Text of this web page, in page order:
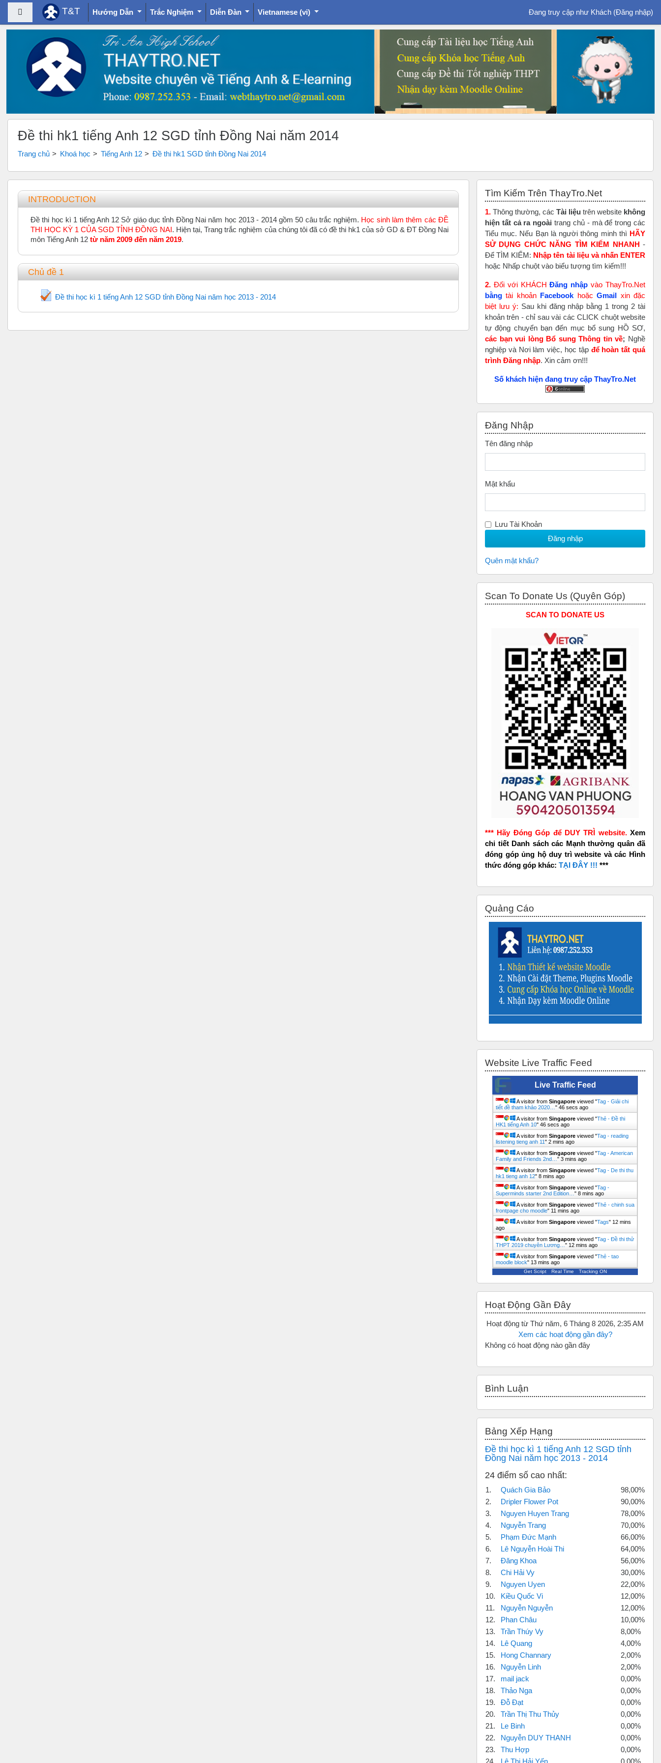
Chuyển tới nội dung chính
Bảng điều khiển cạnh
T&T Hướng Dẫn Trắc Nghiệm Diễn Đàn Vietnamese ‎(vi)‎ Đang truy cập như Khách (Đăng nhập)
Đề thi hk1 tiếng Anh 12 SGD tỉnh Đồng Nai năm 2014
Trang chủ Khoá học Tiếng Anh 12 Đề thi hk1 SGD tỉnh Đồng Nai 2014
Tổng quan các chủ đề
INTRODUCTION
Đề thi học kì 1 tiếng Anh 12 Sở giáo dục tỉnh Đồng Nai năm học 2013 - 2014 gồm 50 câu trắc nghiệm. Học sinh làm thêm các ĐỀ
THI HỌC KỲ 1 CỦA SGD TỈNH ĐỒNG NAI. Hiện tại, Trang trắc nghiệm của chúng tôi đã có đề thi hk1 của sở GD & ĐT Đồng Nai
môn Tiếng Anh 12 từ năm 2009 đến năm 2019.
Chủ đề 1
Đề thi học kì 1 tiếng Anh 12 SGD tỉnh Đồng Nai năm học 2013 - 2014Trắc nghiệm
Tìm Kiếm Trên ThayTro.Net
1. Thông thường, các Tài liệu trên website không
hiện tất cả ra ngoài trang chủ - mà để trong các
Tiểu mục. Nếu Bạn là người thông minh thì HÃY
SỬ DỤNG CHỨC NĂNG TÌM KIẾM NHANH -
Để TÌM KIẾM: Nhập tên tài liệu và nhấn ENTER
hoặc Nhấp chuột vào biểu tượng tìm kiếm!!!
2. Đối với KHÁCHĐăng nhập vào ThayTro.Net
bằng tài khoản Facebook hoặcGmail xin đặc
biệt lưu ý: Sau khi đăng nhập bằng 1 trong 2 tài
khoản trên - chỉ sau vài các CLICK chuột website
tự động chuyển bạn đến mục bổ sung HỒ SƠ,
các bạn vui lòng Bổ sung Thông tin về; Nghề
nghiệp và Nơi làm việc, học tập để hoàn tấtquá
trình Đăng nhập. Xin cảm ơn!!!
Số khách hiện đang truy cập ThayTro.Net
Đăng Nhập
Tên đăng nhập
Mật khẩu
Lưu Tài Khoản
Quên mật khẩu?
Scan To Donate Us (Quyên Góp)
SCAN TO DONATE US
*** Hãy Đóng Góp để DUY TRÌ website. Xem
chi tiết Danh sách các Mạnh thường quân đã
đóng góp ủng hộ duy trì website và các Hình
thức đóng góp khác: TẠI ĐÂY !!! ***
Quảng Cáo
Website Live Traffic Feed
Live Traffic Feed
A visitor from Singapore viewed "Tag - Giải chi
tiết đề tham khảo 2020…" 47 secs ago
A visitor from Singapore viewed "Thẻ - Đề thi
HK1 tiếng Anh 10" 47 secs ago
A visitor from Singapore viewed "Tag - reading
listening tieng anh 11" 2 mins ago
A visitor from Singapore viewed "Tag - American
Family and Friends 2nd…" 3 mins ago
A visitor from Singapore viewed "Tag - De thi thu
hk1 tieng anh 12" 8 mins ago
A visitor from Singapore viewed "Tag -
Superminds starter 2nd Edition…" 8 mins ago
A visitor from Singapore viewed "Thẻ - chinh sua
frontpage cho moodle" 11 mins ago
A visitor from Singapore viewed "Tags" 12 mins
ago
A visitor from Singapore viewed "Tag - Đề thi thử
THPT 2019 chuyên Lương…" 12 mins ago
A visitor from Singapore viewed "Thẻ - tao
moodle block" 13 mins ago
Get Script Real Time Tracking ON
Hoạt Động Gần Đây
Hoạt động từ Thứ năm, 6 Tháng 8 2026, 2:35 AM
Xem các hoạt động gần đây?
Không có hoạt động nào gần đây
Bình Luận
Bảng Xếp Hạng
Đề thi học kì 1 tiếng Anh 12 SGD tỉnh
Đồng Nai năm học 2013 - 2014
24 điểm số cao nhất:
1. Quách Gia Bảo
98,00%
2.
Dripler Flower Pot
90,00%
3.
Nguyen Huyen Trang
78,00%
4.
Nguyễn Trang
70,00%
5.
Phạm Đức Mạnh
66,00%
6.
Lê Nguyễn Hoài Thi
64,00%
7.
Đăng Khoa
56,00%
8.
Chi Hải Vy
30,00%
9.
Nguyen Uyen
22,00%
10.
Kiều Quốc Vi
12,00%
11.
Nguyễn Nguyễn
12,00%
12.
Phan Châu
10,00%
13.
Trần Thúy Vy
8,00%
14.
Lê Quang
4,00%
15.
Hong Channary
2,00%
16.
Nguyễn Linh
2,00%
17.
mail jack
0,00%
18.
Thảo Nga
0,00%
19.
Đỗ Đạt
0,00%
20.
Trần Thị Thu Thủy
0,00%
21.
Le Binh
0,00%
22.
Nguyễn DUY THANH
0,00%
23.
Thu Hợp
0,00%
24.
Lê Thị Hải Yến 0,00%